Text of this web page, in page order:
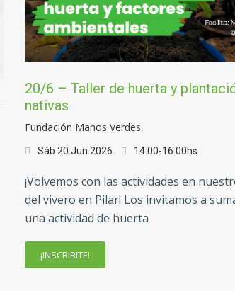
20/6 – Taller de huerta y
nativas
Fundación Manos Verdes,
Sáb 20 Jun 2026 14:00-16:00hs
¡Volvemos con las actividades en
del vivero en Pilar! Los invitamos a
una actividad de huerta
¡INSCRIBITE!